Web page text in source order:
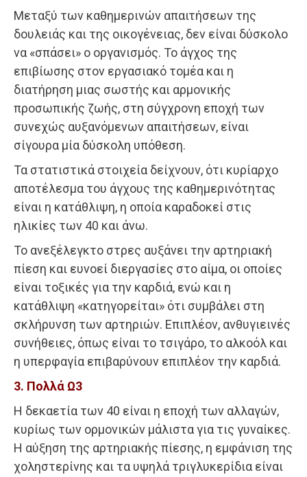
Μεταξύ των καθημερινών απαιτήσεων της
δουλειάς και της οικογένειας, δεν είναι δύσκολο
να «σπάσει» ο οργανισμός. Το άγχος της
επιβίωσης στον εργασιακό τομέα και η
διατήρηση μιας σωστής και αρμονικής
προσωπικής ζωής, στη σύγχρονη εποχή των
συνεχώς αυξανόμενων απαιτήσεων, είναι
σίγουρα μία δύσκολη υπόθεση.
Τα στατιστικά στοιχεία δείχνουν, ότι κυρίαρχο
αποτέλεσμα του άγχους της καθημερινότητας
είναι η κατάθλιψη, η οποία καραδοκεί στις
ηλικίες των 40 και άνω.
Το ανεξέλεγκτο στρες αυξάνει την αρτηριακή
πίεση και ευνοεί διεργασίες στο αίμα, οι οποίες
είναι τοξικές για την καρδιά, ενώ και η
κατάθλιψη «κατηγορείται» ότι συμβάλει στη
σκλήρυνση των αρτηριών. Επιπλέον, ανθυγιεινές
συνήθειες, όπως είναι το τσιγάρο, το αλκοόλ και
η υπερφαγία επιβαρύνουν επιπλέον την καρδιά.
3. Πολλά Ω3
Η δεκαετία των 40 είναι η εποχή των αλλαγών,
κυρίως των ορμονικών μάλιστα για τις γυναίκες.
Η αύξηση της αρτηριακής πίεσης, η εμφάνιση της
χοληστερίνης και τα υψηλά τριγλυκερίδια είναι